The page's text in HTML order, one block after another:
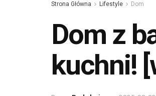
Strona Główna Lifestyle Dom
Dom z
kuchni!